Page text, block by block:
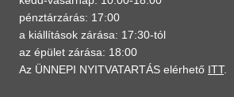
pénztárzárás: 17:00
a kiállítások zárása: 17:30-tól
az épület zárása: 18:00
Az ÜNNEPI NYITVATARTÁS elérhető ITT.